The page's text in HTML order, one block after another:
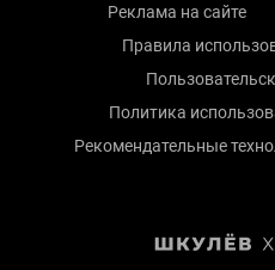
Реклама на сайте
Правила
Политика
Рекомендательные